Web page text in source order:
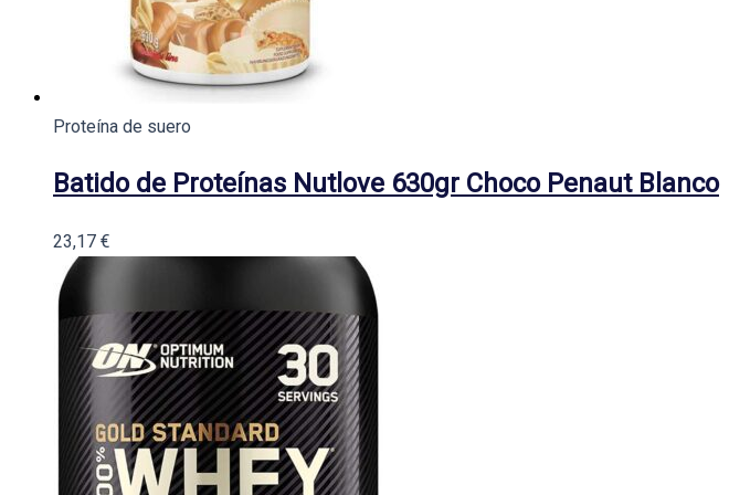
Proteína de suero
Batido de Proteínas Nutlove 630gr Choco Penaut Blanco
23,17 €